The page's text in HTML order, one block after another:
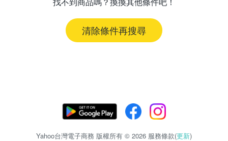
清除條件再搜尋
Yahoo台灣電子商務 版權所有 © 2026 服務條款(更新)